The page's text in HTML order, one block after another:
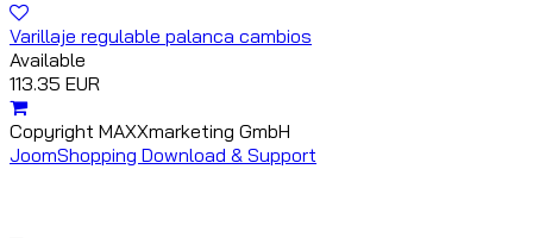
Varillaje regulable palanca cambios
Available
113.35 EUR
Copyright MAXXmarketing GmbH
JoomShopping Download & Support